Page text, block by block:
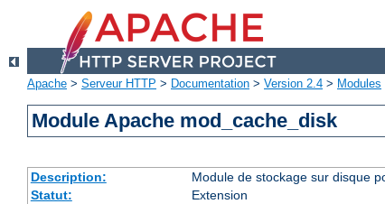
Apache > Serveur HTTP > Documentation > Version 2.4 > Modules
Module Apache mod_cache_disk
Description:
Module de stockage sur disque
Statut:
Extension